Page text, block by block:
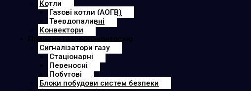
Котли
Газові котли (АОГВ)
Твердопаливні
Конвектори
Прилади газового контролю
Сигналізатори газу
Cтаціонарні
Переносні
Побутові
Блоки побудови систем безпеки